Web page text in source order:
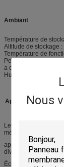
Nous
Ambiant
Température de
Altitude de stockage
Température de
Peut être
a conçu pour
Humidité : Aucun
Applications :
Les produits sont
ménage
appareils, GPS,
diverses machines
Échelle électronique,